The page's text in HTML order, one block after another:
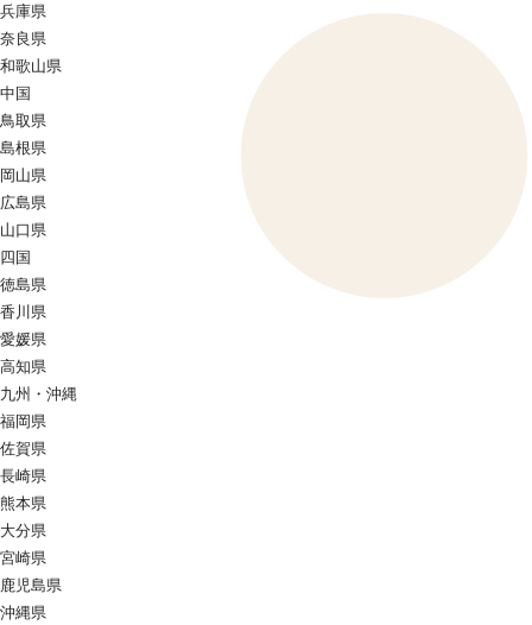
兵庫県
奈良県
和歌山県
中国
鳥取県
島根県
岡山県
広島県
山口県
四国
徳島県
香川県
愛媛県
高知県
九州・沖縄
福岡県
佐賀県
長崎県
熊本県
大分県
宮崎県
鹿児島県
沖縄県